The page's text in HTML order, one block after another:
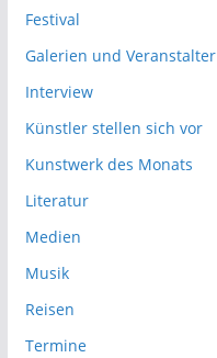
Festival
Galerien und Veranstalter
Interview
Künstler stellen sich vor
Kunstwerk des Monats
Literatur
Medien
Musik
Reisen
Termine